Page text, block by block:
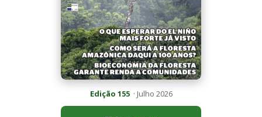
Mais lidas da semana